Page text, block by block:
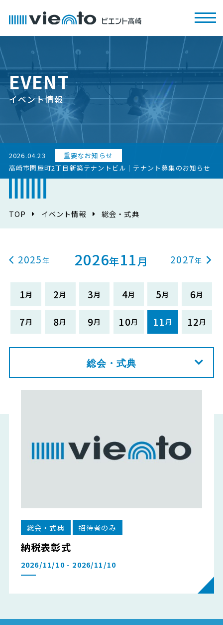
EVENT
イベント情報
2026.04.23
重要なお知らせ
高崎市問屋町2丁目新築テナントビル｜テナント募集のお知らせ
TOP イベント情報 総会・式典
2025 2026年11 月
1 2 3 4 5
6
7
8 9 10 11 12
2027
総会・式典
総会・式典 招待者のみ
納税表彰式
2026/11/10 - 2026/11/10